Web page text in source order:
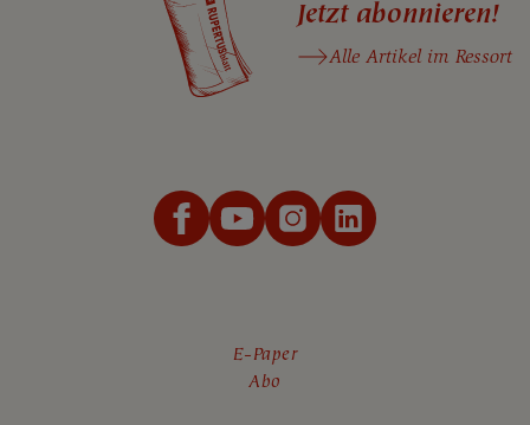
Jetzt abonnieren!
Alle Artikel im Ressort
E-Paper
Abo